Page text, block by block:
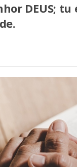
DEUS; tu